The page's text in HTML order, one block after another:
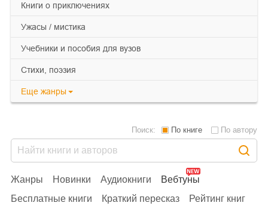
книги о приключениях
ужасы / мистика
учебники и пособия для вузов
cтихи, поэзия
Еще жанры
Жанры Новинки Аудиокниги
Вебтуны
Бесплатные книги
Краткий пересказ
Рейтинг книг
Поиск: По книге По автору